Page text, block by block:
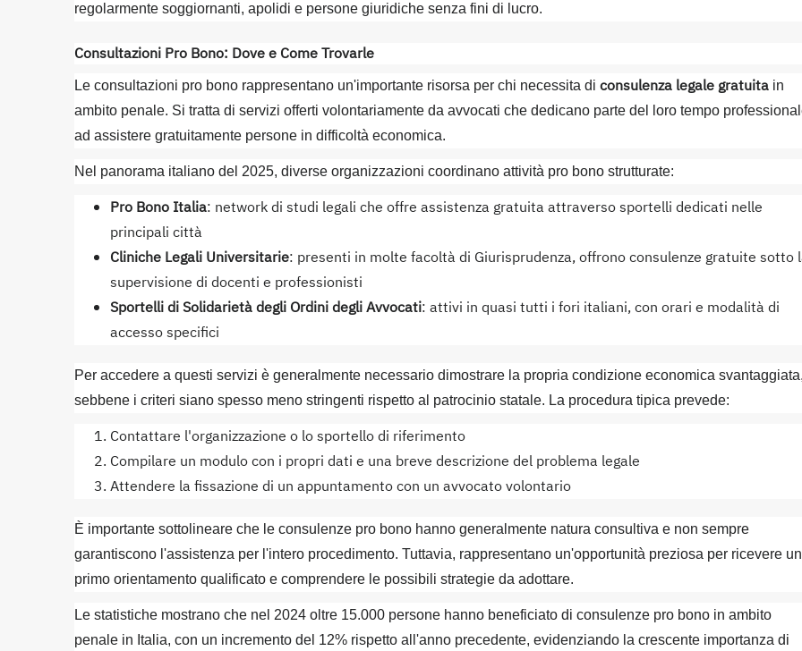
regolarmente soggiornanti, apolidi e persone giuridiche senza fini di lucro.
Consultazioni Pro Bono: Dove e Come Trovarle
Le consultazioni pro bono rappresentano un'importante risorsa per chi necessita di consulenza legale gratuita in
ambito penale. Si tratta di servizi offerti volontariamente da avvocati che dedicano parte del loro tempo
ad assistere gratuitamente persone in difficoltà economica.
Nel panorama italiano del 2025, diverse organizzazioni coordinano attività pro bono strutturate:
Pro Bono Italia: network di studi legali che offre assistenza gratuita attraverso sportelli dedicati nelle
principali città
Cliniche Legali Universitarie: presenti in molte facoltà di Giurisprudenza, offrono consulenze gratuite sotto
supervisione di docenti e professionisti
Sportelli di Solidarietà degli Ordini degli Avvocati: attivi in quasi tutti i fori italiani, con orari e modalità di
accesso specifici
Per accedere a questi servizi è generalmente necessario dimostrare la propria condizione economica
sebbene i criteri siano spesso meno stringenti rispetto al patrocinio statale. La procedura tipica prevede:
Contattare l'organizzazione o lo sportello di riferimento
Compilare un modulo con i propri dati e una breve descrizione del problema legale
Attendere la fissazione di un appuntamento con un avvocato volontario
È importante sottolineare che le consulenze pro bono hanno generalmente natura consultiva e non sempre
garantiscono l'assistenza per l'intero procedimento. Tuttavia, rappresentano un'opportunità preziosa per ricevere un
primo orientamento qualificato e comprendere le possibili strategie da adottare.
Le statistiche mostrano che nel 2024 oltre 15.000 persone hanno beneficiato di consulenze pro bono in ambito
penale in Italia, con un incremento del 12% rispetto all'anno precedente, evidenziando la crescente importanza di